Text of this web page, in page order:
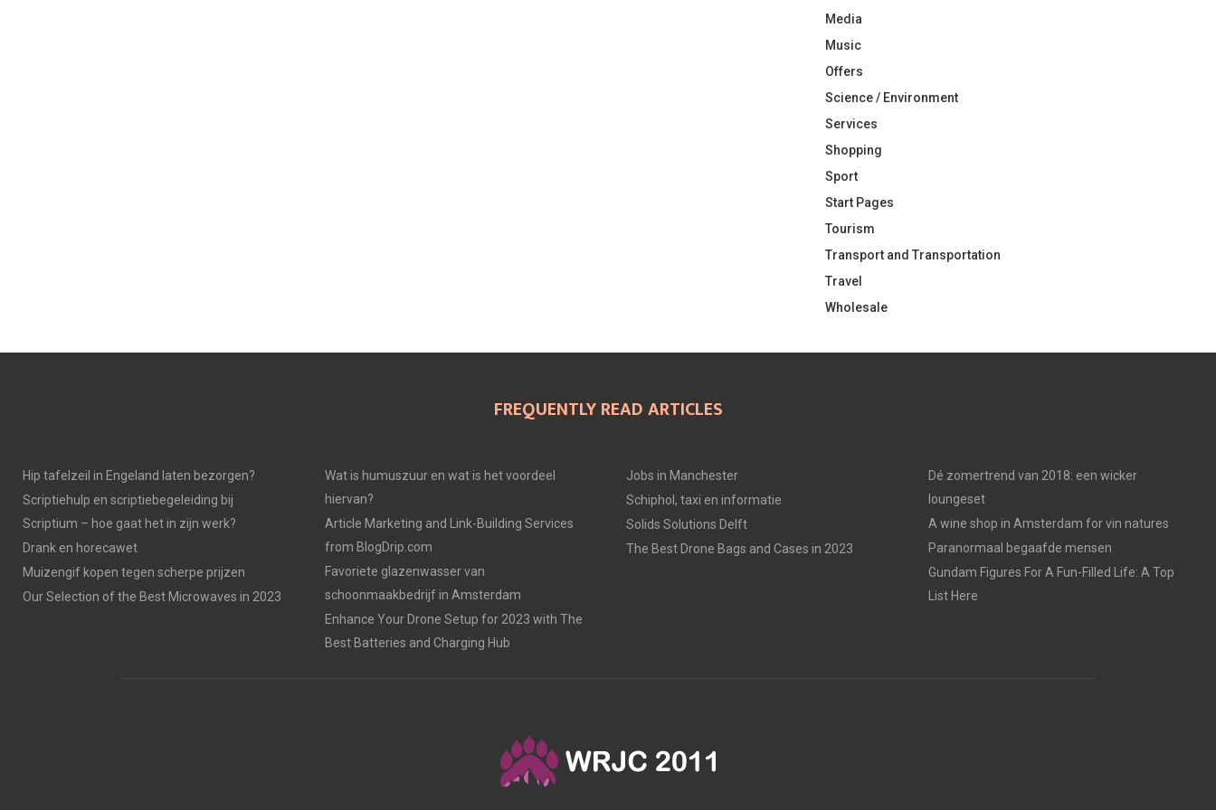
Media
Music
Offers
Science / Environment
Services
Shopping
Sport
Start Pages
Tourism
Transport and Transportation
Travel
Wholesale
FREQUENTLY READ ARTICLES
Hip tafelzeil in Engeland laten bezorgen?
Scriptiehulp en scriptiebegeleiding bij
Scriptium – hoe gaat het in zijn werk?
Drank en horecawet
Muizengif kopen tegen scherpe prijzen
Our Selection of the Best Microwaves in 2023
Wat is humuszuur en wat is het voordeel
hiervan?
Article Marketing and Link-Building Services
from BlogDrip.com
Favoriete glazenwasser van
schoonmaakbedrijf in Amsterdam
Enhance Your Drone Setup for 2023 with The
Best Batteries and Charging Hub
Jobs in Manchester
Schiphol, taxi en informatie
Solids Solutions Delft
The Best Drone Bags and Cases in 2023
Dé zomertrend van 2018: een wicker
loungeset
A wine shop in Amsterdam for vin natures
Paranormaal begaafde mensen
Gundam Figures For A Fun-Filled Life: A Top
List Here